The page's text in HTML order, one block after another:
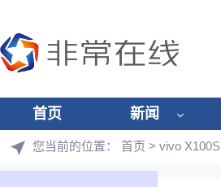
首页 新闻
您当前的位置： 首页 > vivo X100S